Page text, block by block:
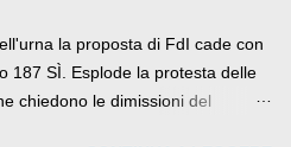
la proposta di FdI cade con
187 SÌ. Esplode la protesta delle
chiedono le dimissioni del